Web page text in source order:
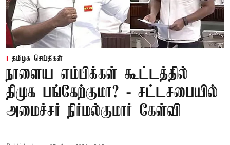
தமிழக செய்திகள்
நாளைய எம்பிக்கள் கூட்டத்தில்
திமுக பங்கேற்குமா? - சட்டசபையில்
அமைச்சர் நிர்மல்குமார் கேள்வி